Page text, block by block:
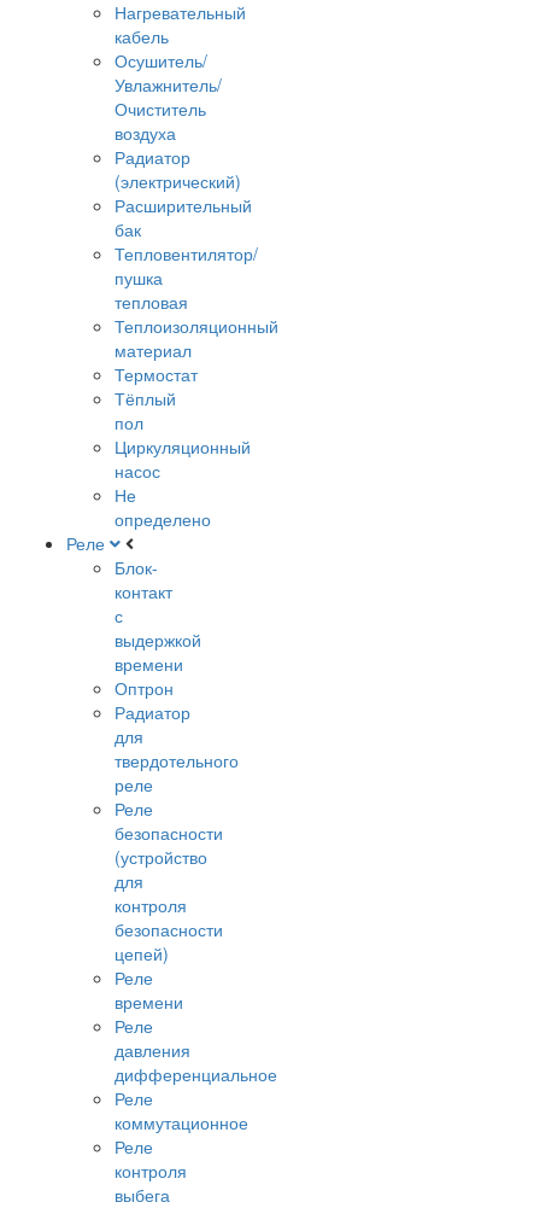
Нагревательный
кабель
Осушитель/
Увлажнитель/
Очиститель
воздуха
Радиатор
(электрический)
Расширительный
бак
Тепловентилятор/
пушка
тепловая
Теплоизоляционный
материал
Термостат
Тёплый
пол
Циркуляционный
насос
Не
определено
Реле
Блок-
контакт
с
выдержкой
времени
Оптрон
Радиатор
для
твердотельного
реле
Реле
безопасности
(устройство
для
контроля
безопасности
цепей)
Реле
времени
Реле
давления
дифференциальное
Реле
коммутационное
Реле
контроля
выбега